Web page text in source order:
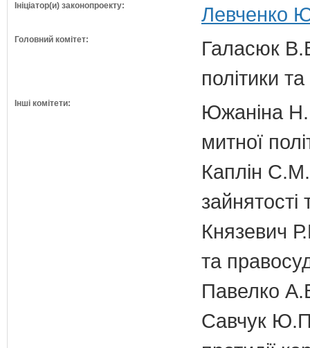
Ініціатор(и) законопроекту: Левченко
Головний комітет:
Галасюк
політики
Інші комітети:
Южаніна
митної
Каплін С.М.
зайнятості
Князевич
та
Павелко
Савчук Ю.П.